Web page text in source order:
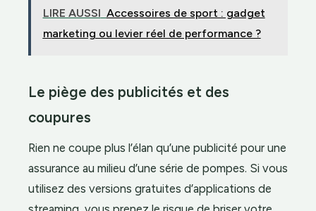
LIRE AUSSI Accessoires de sport : gadget
marketing ou levier réel de performance ?
Le piège des publicités et des
coupures
Rien ne coupe plus l’élan qu’une publicité pour une
assurance au milieu d’une série de pompes. Si vous
utilisez des versions gratuites d’applications de